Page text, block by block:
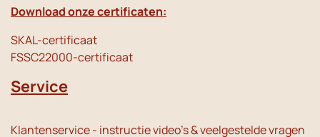
Download onze certificaten:
SKAL-certificaat
FSSC22000-certificaat
Service
Klantenservice - instructie video's & veelgestelde vragen